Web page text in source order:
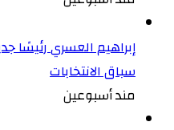
إبراهيم العسري رئيسًا
سباق الانتخابات
مند أسبوعين